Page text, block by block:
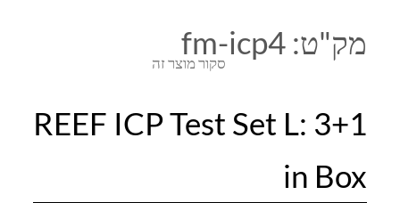
סקור מוצר זה
מק"ט: fm-icp4
REEF ICP Test Set L: 3+1
in Box